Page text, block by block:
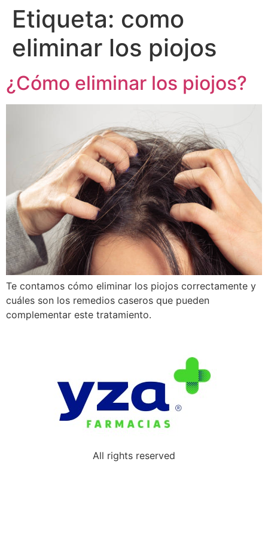
Etiqueta: como
eliminar los piojos
¿Cómo eliminar los piojos?
Te contamos cómo eliminar los piojos correctamente y
cuáles son los remedios caseros que pueden
complementar este tratamiento.
All rights reserved